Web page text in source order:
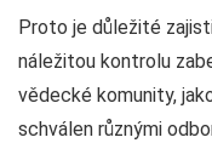
Proto je důležité
náležitou kontrolu
vědecké komunity,
schválen různými